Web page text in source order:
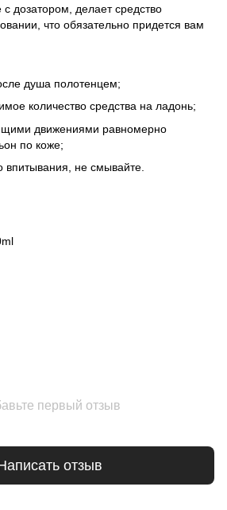
с дозатором, делает средство
что обязательно придется вам
душа полотенцем;
количество средства на ладонь;
движениями равномерно
по коже;
впитывания, не смывайте.
первый отзыв
отзыв